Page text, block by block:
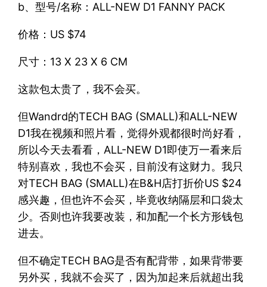
b、型号/名称：ALL-NEW D1 FANNY PACK
价格：US $74
尺寸：13 X 23 X 6 CM
这款包太贵了，我不会买。
但Wandrd的TECH BAG (SMALL)和ALL-NEW
D1我在视频和照片看，觉得外观都很时尚好看，
所以今天去看看，ALL-NEW D1即使万一看来后
特别喜欢，我也不会买，目前没有这财力。我只
对TECH BAG (SMALL)在B&H店打折价US $24
感兴趣，但也许不会买，毕竟收纳隔层和口袋太
少。否则也许我要改装，和加配一个长方形钱包
进去。
但不确定TECH BAG是否有配背带，如果背带要
另外买，我就不会买了，因为加起来后就超出我